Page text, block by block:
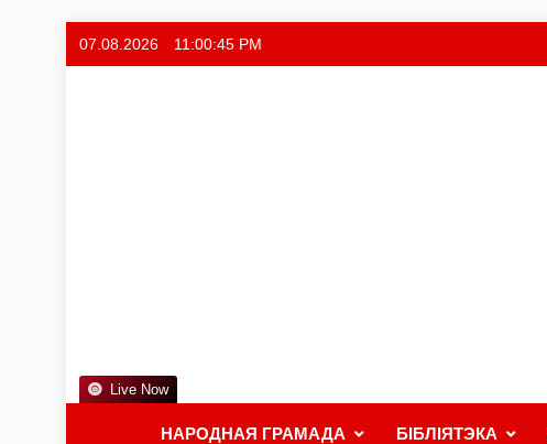
07.08.2026 11:00:46 PM
НАРОДНАЯ ГРАМАДА БІБЛІЯТЭКА
Live Now